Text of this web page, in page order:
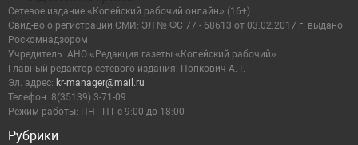
Рубрики
Сетевое издание «Копейский рабочий онлайн» (16+)
Cвид-во о регистрации СМИ: ЭЛ № ФС 77 - 68613 от 03.02.2017 г. выдано
Роскомнадзором
Учредитель: АНО «Редакция газеты «Копейский рабочий»
Главный редактор сетевого издания: Попкович А. Г.
Эл. адрес: kr-manager@mail.ru
Телефон: 8(35139) 3-71-09
Режим работы: ПН - ПТ с 9:00 до 18:00